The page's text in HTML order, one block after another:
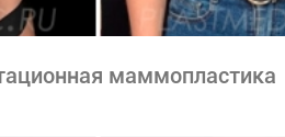
маммопластика